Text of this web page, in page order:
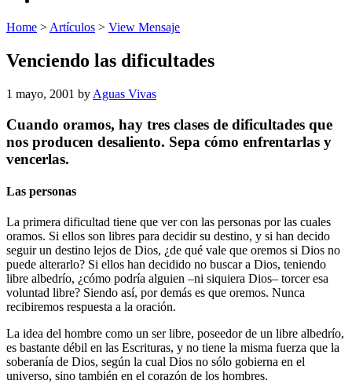
Home > Artículos > View Mensaje
Venciendo las dificultades
1 mayo, 2001 by Aguas Vivas
Cuando oramos, hay tres clases de dificultades que
nos producen desaliento. Sepa cómo enfrentarlas y
vencerlas.
Las personas
La primera dificultad tiene que ver con las personas por las cuales
oramos. Si ellos son libres para decidir su destino, y si han decido
seguir un destino lejos de Dios, ¿de qué vale que oremos si Dios no
puede alterarlo? Si ellos han decidido no buscar a Dios, teniendo
libre albedrío, ¿cómo podría alguien –ni siquiera Dios– torcer esa
voluntad libre? Siendo así, por demás es que oremos. Nunca
recibiremos respuesta a la oración.
La idea del hombre como un ser libre, poseedor de un libre albedrío,
es bastante débil en las Escrituras, y no tiene la misma fuerza que la
soberanía de Dios, según la cual Dios no sólo gobierna en el
universo, sino también en el corazón de los hombres.